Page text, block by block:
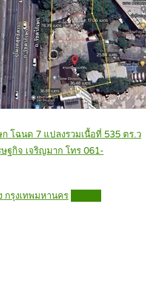
โฉนด 7 แปลงรวมเนื้อที่ 535 ตร.ว
ษฐกิจ เจริญมาก โทร 061-
กรุงเทพมหานคร